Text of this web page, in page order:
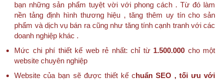
bạn những sản phẩm tuyệt vời với phong cách . Từ đó làm
nền tảng định hình thương hiệu , tăng thêm uy tín cho sản
phẩm và dịch vụ bán ra cũng như tăng tính cạnh tranh với các
doanh nghiệp khác .
Mức chi phí thiết kế web rẻ nhất: chỉ từ 1.500.000 cho một
website chuyên nghiệp
Website của bạn sẽ được thiết kế chuẩn SEO , tối ưu với